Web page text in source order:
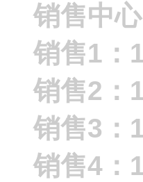
销售中
销售1：
销售2：
销售3：
销售4：